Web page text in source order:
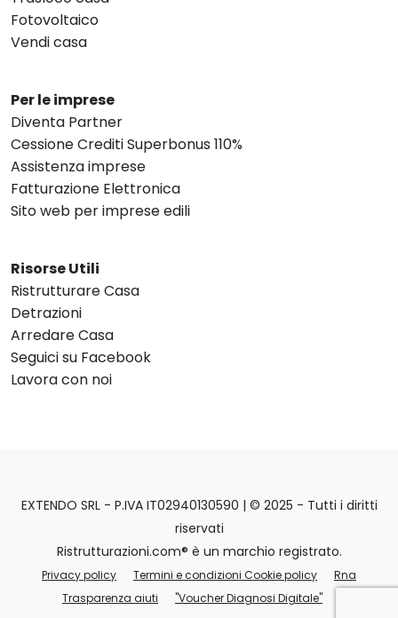
Fotovoltaico
Vendi casa
Per le imprese
Diventa Partner
Cessione Crediti Superbonus 110%
Assistenza imprese
Fatturazione Elettronica
Sito web per imprese edili
Risorse Utili
Ristrutturare Casa
Detrazioni
Arredare Casa
Seguici su Facebook
Lavora con noi
EXTENDO SRL - P.IVA IT02940130590 | © 2025 - Tutti i diritti
riservati
Ristrutturazioni.com® è un marchio registrato.
Privacy policy Termini e condizioni Cookie policy
Rna
Trasparenza aiuti
"Voucher Diagnosi Digitale"